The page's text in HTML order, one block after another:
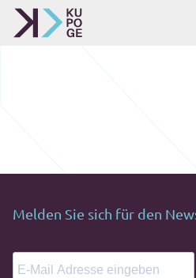
Melden Sie sich für den